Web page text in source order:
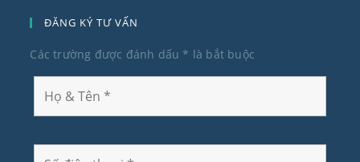
ĐĂNG KÝ TƯ VẤN
Các trường được đánh dấu* là bắt buộc